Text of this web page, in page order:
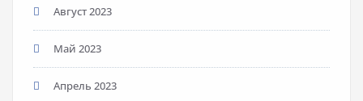
Август 2023
Май 2023
Апрель 2023